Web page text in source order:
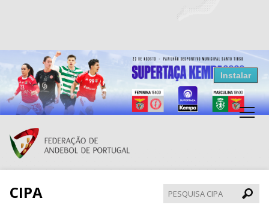
Resultados Andebol
Federação de Andebol de Portugal
Grátis - Disponivel na Play Store
Instalar
CIPA
CIPA